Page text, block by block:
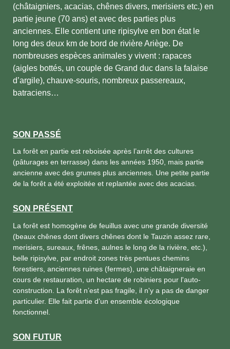
(châtaigniers, acacias, chênes divers, merisiers etc.) en
partie jeune (70 ans) et avec des parties plus
anciennes. Elle contient une ripisylve en bon état le
long des deux km de bord de rivière Ariège. De
nombreuses espèces animales y vivent : rapaces
(aigles bottés, un couple de Grand duc dans la falaise
d’argile), chauve-souris, nombreux passereaux,
batraciens…
SON PASSÉ
La forêt en partie est reboisée après l’arrêt des cultures
(pâturages en terrasse) dans les années 1950, mais partie
ancienne avec des grumes plus anciennes. Une petite partie
de la forêt a été exploitée et replantée avec des acacias.
SON PRÉSENT
La forêt est homogène de feuillus avec une grande diversité
(beaux chênes dont divers chênes dont le Tauzin assez rare,
merisiers, sureaux, frênes, aulnes le long de la rivière, etc.),
belle ripisylve, par endroit zones très pentues chemins
forestiers, anciennes ruines (fermes), une châtaigneraie en
cours de restauration, un hectare de robiniers pour l'auto-
construction. La forêt n’est pas fragile, il n'y a pas de danger
particulier. Elle fait partie d’un ensemble écologique
fonctionnel.
SON FUTUR